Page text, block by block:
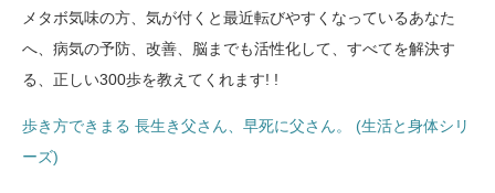
メタボ気味の方、気が付くと最近転びやすくなっているあなた
へ、病気の予防、改善、脳までも活性化して、すべてを解決す
る、正しい300歩を教えてくれます! !
歩き方できまる 長生き父さん、早死に父さん。 (生活と身体シリ
ーズ)